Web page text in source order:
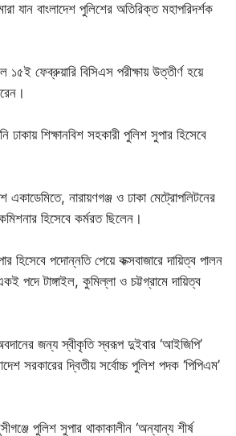
যান বাংলাদেশ পুলিশের অতিরিক্ত মহাপরিদর্শক
১৫ই ফেব্রুয়ারি বিসিএস পরীক্ষায় উত্তীর্ণ হয়ে
ঢাকায় শিক্ষানবিশ সহকারী পুলিশ সুপার হিসেবে
একাডেমিতে, নারায়ণগঞ্জ ও ঢাকা মেট্রোপলিটনের
হিসেবে কর্মরত ছিলেন।
হিসেবে পদোন্নতি পেয়ে কক্সবাজারে দায়িত্ব পালন
পদে টাঙ্গাইল, কুমিল্লা ও চট্টগ্রামে দায়িত্ব
জন্য স্বীকৃতি স্বরূপ দুইবার ‘আইজিপি’
সরকারের দ্বিতীয় সর্বোচ্চ পুলিশ পদক ‘পিপিএম’
পুলিশ সুপার থাকাকালীন ‘অন্যান্য শীর্ষ